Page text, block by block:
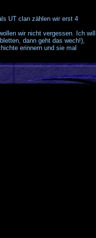
UT clan zählen wir erst 4
wir nicht vergessen. Ich will
dann geht das wech!),
erinnern und sie mal
clans im UT99 sind
Alternative in naher